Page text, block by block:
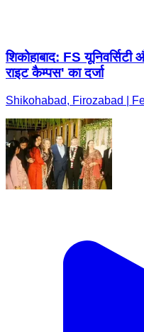
शिकोहाबाद: FS
राइट कैम्पस' का दर्जा
Shikohabad, Firozabad |